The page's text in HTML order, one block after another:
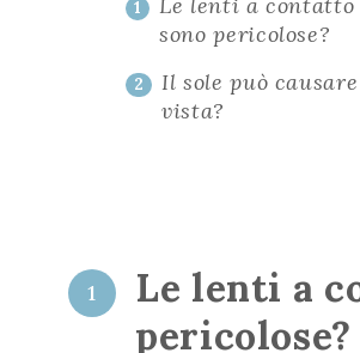
1
sono pericolose?
2
Il sole può
vista?
1
Le lenti a
pericolose?